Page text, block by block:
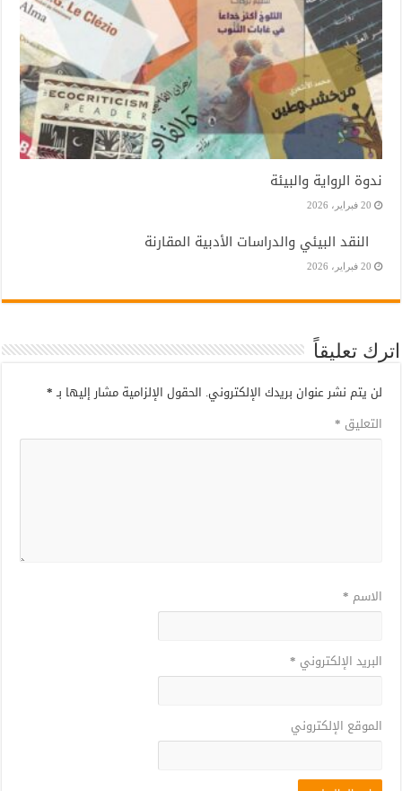
ندوة الرواية والبيئة
20 فبراير، 2026
النقد البيئي والدراسات الأدبية المقارنة
20 فبراير، 2026
اترك تعليقاً
لن يتم نشر عنوان بريدك الإلكتروني. الحقول الإلزامية مشار إليها بـ *
التعليق *
الاسم *
البريد الإلكتروني *
الموقع الإلكتروني